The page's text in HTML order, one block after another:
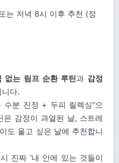
는 저녁 8시 이후 추천 (정
없는 림프 순환 루틴과 감정
다.
분 진정 + 두피 릴렉싱”으
은 감정이 과열된 날, 스트레
도 울고 싶은 날에 추천합니
진짜 ‘내 안에 있는 것들이